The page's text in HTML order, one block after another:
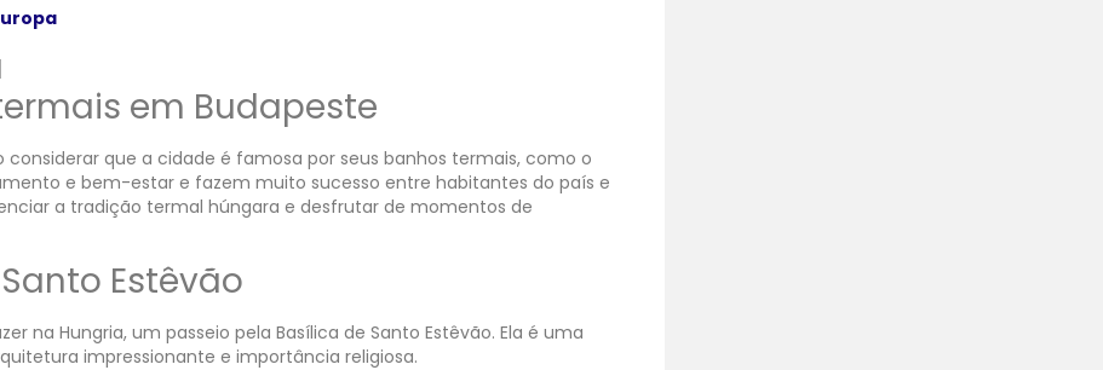
em Budapeste
considerar que a cidade é famosa por seus banhos termais, como o
e bem-estar e fazem muito sucesso entre habitantes do país e
a tradição termal húngara e desfrutar de momentos de
Estêvão
na Hungria, um passeio pela Basílica de Santo Estêvão. Ela é uma
impressionante e importância religiosa.